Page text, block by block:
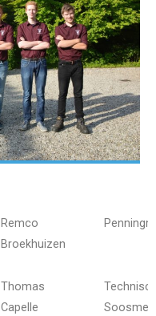
Remco
Broekhuizen
Thomas
Capelle